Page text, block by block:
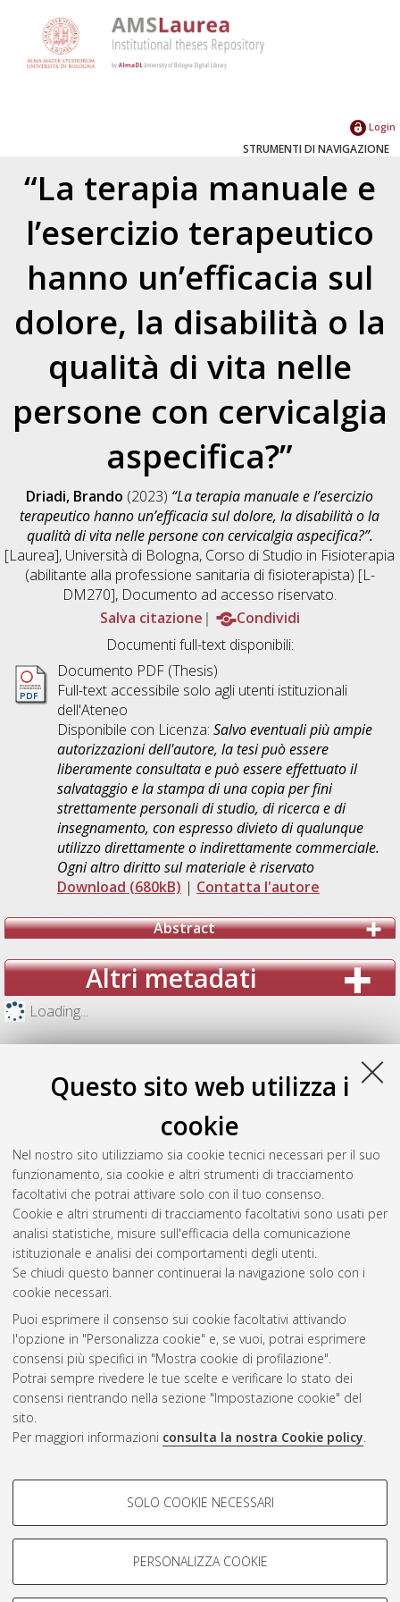
Questo sito web utilizza i
cookie
Nel nostro sito utilizziamo sia cookie tecnici necessari per il suo
funzionamento, sia cookie e altri strumenti di tracciamento
facoltativi che potrai attivare solo con il tuo consenso.
Cookie e altri strumenti di tracciamento facoltativi sono usati per
analisi statistiche, misure sull'efficacia della comunicazione
istituzionale e analisi dei comportamenti degli utenti.
Se chiudi questo banner continuerai la navigazione solo con i
cookie necessari.
Puoi esprimere il consenso sui cookie facoltativi attivando
l'opzione in "Personalizza cookie" e, se vuoi, potrai esprimere
consensi più specifici in "Mostra cookie di profilazione".
Potrai sempre rivedere le tue scelte e verificare lo stato dei
consensi rientrando nella sezione "Impostazione cookie" del
sito.
Per maggiori informazioni consulta la nostra Cookie policy.
COOKIE DI PROFILAZIONE -
Si tratta di cookie utilizzati per analizzare le caratteristiche della
navigazione degli utenti, creare profili in base al loro comportamento
Mostra cookie di profilazione
SOLO COOKIE NECESSARI
PERSONALIZZA COOKIE
Login
STRUMENTI DI NAVIGAZIONE
“La terapia manuale e
l’esercizio terapeutico
hanno un’efficacia sul
dolore, la disabilità o la
qualità di vita nelle
persone con cervicalgia
aspecifica?”
Driadi, Brando (2023) “La terapia manuale e l’esercizio
terapeutico hanno un’efficacia sul dolore, la disabilità o la
qualità di vita nelle persone con cervicalgia aspecifica?”.
[Laurea], Università di Bologna, Corso di Studio in Fisioterapia
(abilitante alla professione sanitaria di fisioterapista) [L-
DM270], Documento ad accesso riservato.
Salva citazione
Condividi
Documenti full-text disponibili:
Documento PDF (Thesis)
Full-text accessibile solo agli utenti istituzionali
dell'Ateneo
Disponibile con Licenza: Salvo eventuali più ampie
autorizzazioni dell'autore, la tesi può essere
liberamente consultata e può essere effettuato il
salvataggio e la stampa di una copia per fini
strettamente personali di studio, di ricerca e di
insegnamento, con espresso divieto di qualunque
utilizzo direttamente o indirettamente commerciale.
Ogni altro diritto sul materiale è riservato
Download (680kB) | Contatta l'autore
Abstract
Altri metadati
Loading...
Gestione del documento:
Atom
Rss 1.0
Rss 2.0
AMS Laurea
Impostazioni Cookie
Informativa sulla privacy
Condizioni d’uso del sito